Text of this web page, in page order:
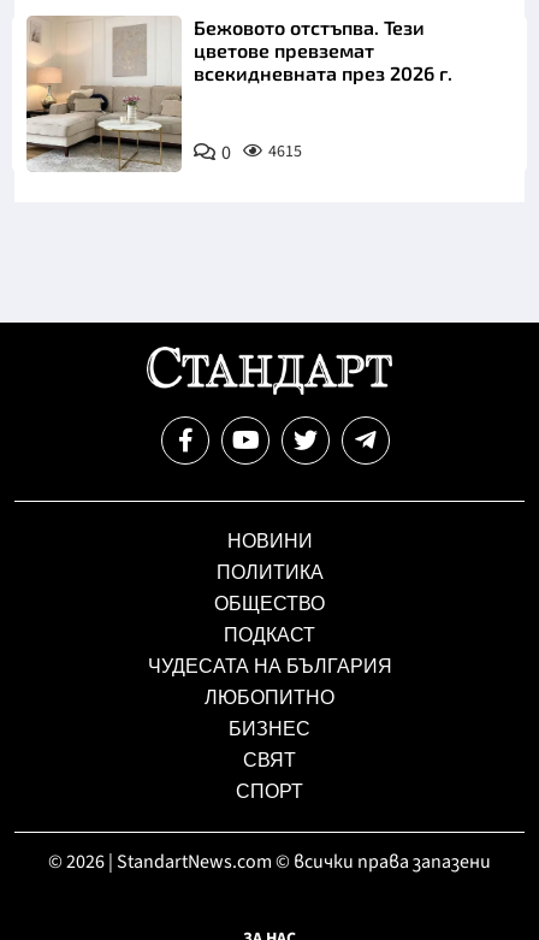
Бежовото отстъпва. Тези
цветове превземат
всекидневната през 2026 г.
0 4615
НОВИНИ
ПОЛИТИКА
ОБЩЕСТВО
ПОДКАСТ
ЧУДЕСАТА НА БЪЛГАРИЯ
ЛЮБОПИТНО
БИЗНЕС
СВЯТ
СПОРТ
© 2026 | StandartNews.com © всички права запазени